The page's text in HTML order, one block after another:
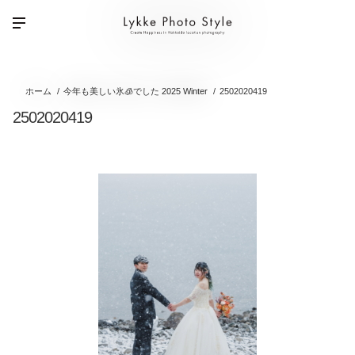
ホーム 今年も美しい氷🧊でした 2025 Winter 2502020419
2502020419